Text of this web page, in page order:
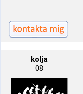
kolja
08